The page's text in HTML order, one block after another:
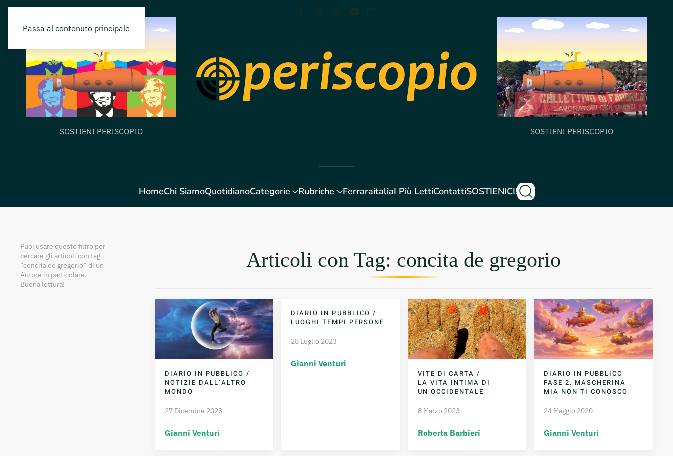
Passa al contenuto principale
SOSTIENI PERISCOPIO SOSTIENI PERISCOPIO
HomeChi SiamoQuotidianoCategorie Rubriche FerraraitaliaI Più LettiContattiSOSTIENICI!
Puoi usare questo filtro per
cercare gli articoli con tag
“concita de gregorio” di un
Autore in particolare.
Buona lettura!
Articoli con Tag: concita de gregorio
DIARIO IN PUBBLICO /
NOTIZIE DALL’ALTRO
MONDO
27 Dicembre 2023
Gianni Venturi
DIARIO IN PUBBLICO /
LUOGHI TEMPI PERSONE
28 Luglio 2023
Gianni Venturi
VITE DI CARTA /
LA VITA INTIMA DI
UN’OCCIDENTALE
8 Marzo 2023
Roberta Barbieri
DIARIO IN PUBBLICO
FASE 2, MASCHERINA
MIA NON TI CONOSCO
24 Maggio 2020
Gianni Venturi